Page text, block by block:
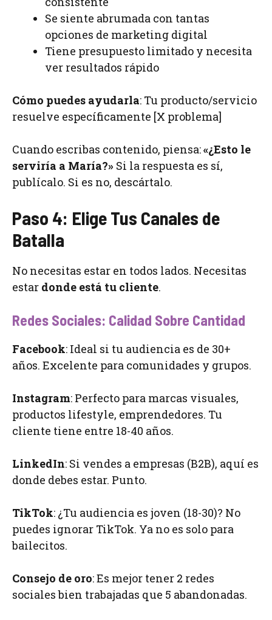
Se siente abrumada con tantas
opciones de marketing digital
Tiene presupuesto limitado y necesita
ver resultados rápido
Cómo puedes ayudarla: Tu producto/servicio
resuelve específicamente [X problema]
Cuando escribas contenido, piensa:«¿Esto le
serviría a María?» Si la respuesta es sí,
publícalo. Si es no, descártalo.
Paso 4: Elige Tus Canales de
Batalla
No necesitas estar en todos lados. Necesitas
estar donde está tu cliente.
Redes Sociales: Calidad Sobre Cantidad
Facebook: Ideal si tu audiencia es de 30+
años. Excelente para comunidades y grupos.
Instagram: Perfecto para marcas visuales,
productos lifestyle, emprendedores. Tu
cliente tiene entre 18-40 años.
LinkedIn: Si vendes a empresas (B2B), aquí es
donde debes estar. Punto.
TikTok: ¿Tu audiencia es joven (18-30)? No
puedes ignorar TikTok. Ya no es solo para
bailecitos.
Consejo de oro: Es mejor tener 2 redes
sociales bien trabajadas que 5 abandonadas.